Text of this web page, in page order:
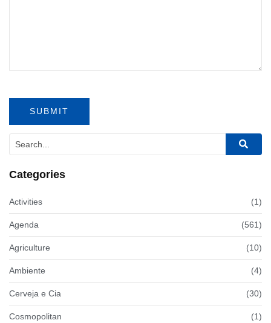
Categories
Activities (1)
Agenda (561)
Agriculture (10)
Ambiente (4)
Cerveja e Cia (30)
Cosmopolitan (1)